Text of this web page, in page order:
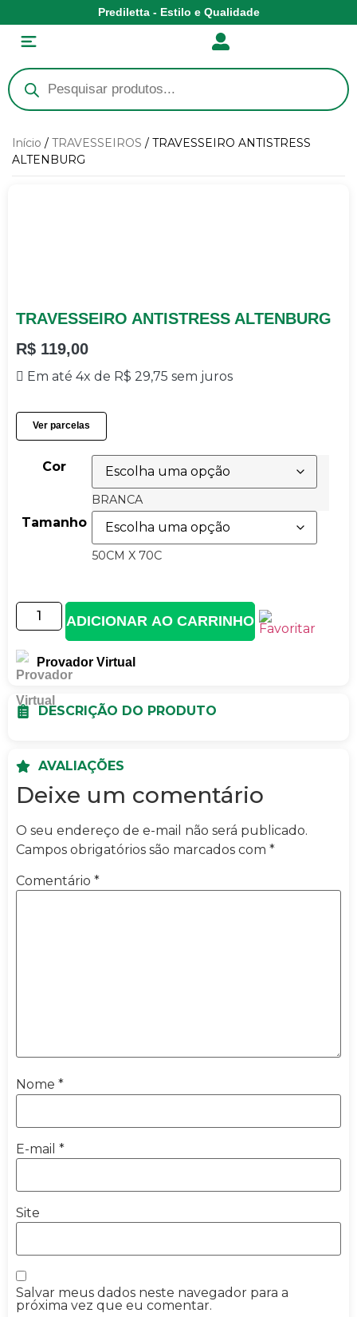
Prediletta - Estilo e Qualidade
Início / TRAVESSEIROS / TRAVESSEIRO ANTISTRESS
ALTENBURG
TRAVESSEIRO ANTISTRESS ALTENBURG
R$ 119,00
Em até 4x de R$ 29,75 sem juros
Ver parcelas
Cor
BRANCA
Tamanho
50CM X 70C
Provador Virtual
ADICIONAR AO CARRINHO
DESCRIÇÃO DO PRODUTO
AVALIAÇÕES
Deixe um comentário
O seu endereço de e-mail não será publicado.
Campos obrigatórios são marcados com *
Comentário *
Nome *
E-mail *
Site
Salvar meus dados neste navegador para a
próxima vez que eu comentar.